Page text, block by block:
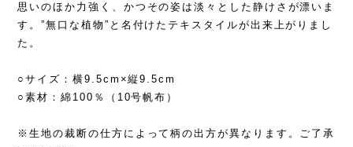
思いのほか力強く、かつその姿は淡々とした静けさが漂いま
す。”無口な植物”と名付けたテキスタイルが出来上がりまし
た。
○サイズ：横9.5cm×縦9.5cm
○素材：綿100％（10号帆布）
※生地の裁断の仕方によって柄の出方が異なります。ご了承